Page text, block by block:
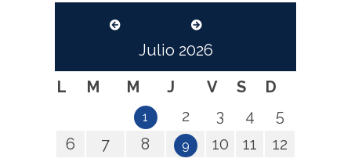
Julio 2026
L
M M J V S D
1 2 3 4
5
6
7 8 9 10 11
12